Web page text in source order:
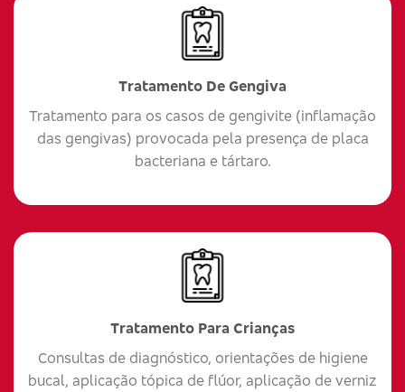
Tratamento De Gengiva
Tratamento para os casos de gengivite (inflamação
das gengivas) provocada pela presença de placa
bacteriana e tártaro.
Tratamento Para Crianças
Consultas de diagnóstico, orientações de higiene
bucal, aplicação tópica de flúor, aplicação de verniz